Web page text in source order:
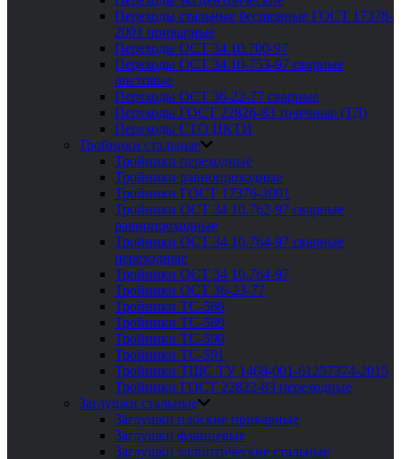
Переходы стальные бесшовные ГОСТ 17378-
2001 приварные
Переходы ОСТ 34.10.700-97
Переходы ОСТ 34.10-753-97 сварные
листовые
Переходы ОСТ 36-22-77 сварные
Переходы ГОСТ 22826-83 точечные (ТД)
Переходы СТО ЦКТИ
Тройники стальные
Тройники переходные
Тройники равнопроходные
Тройники ГОСТ 17376-2001
Тройники ОСТ 34 10.762-97 сварные
равнопроходные
Тройники ОСТ 34 10.764-97 сварные
переходные
Тройники ОСТ 34 10.764-97
Тройники ОСТ 36-23-77
Тройники ТС-588
Тройники ТС-589
Тройники ТС-590
Тройники ТС-591
Тройники ТШС ТУ 1468-001-61257374-2015
Тройники ГОСТ 22822-83 переходные
Заглушки стальные
Заглушки плоские приварные
Заглушки фланцевые
Заглушки эллиптические стальные